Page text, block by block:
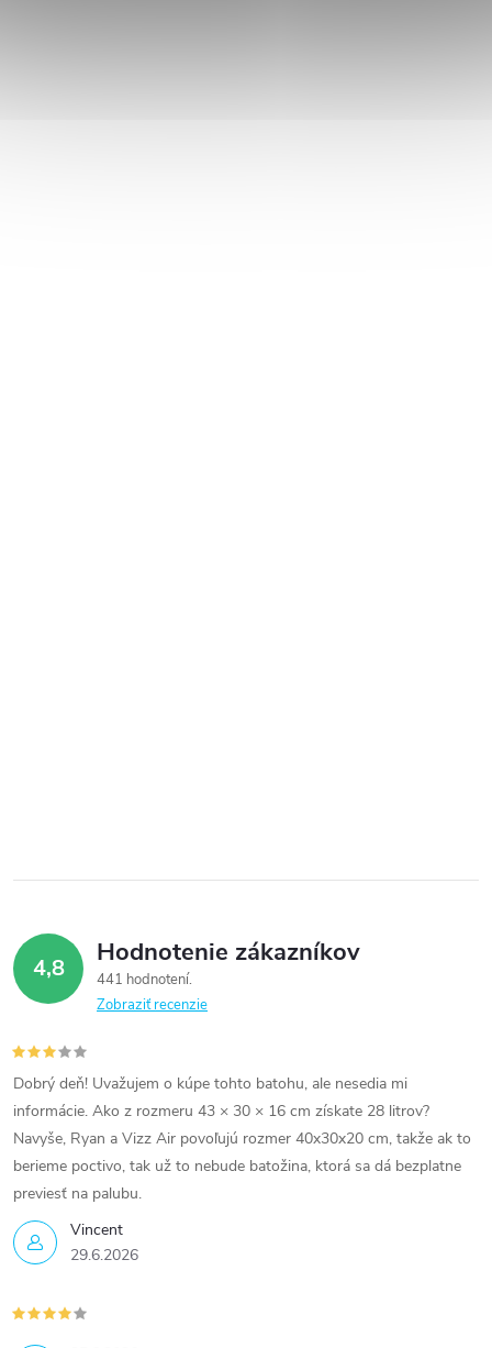
4,8 Hodnotenie zákazníkov
441 hodnotení
Zobraziť recenzie
Vincent
29.6.2026
Dobrý deň! Uvažujem o kúpe tohto batohu, ale nesedia mi
informácie. Ako z rozmeru 43 × 30 × 16 cm získate 28 litrov?
Navyše, Ryan a Vizz Air povoľujú rozmer 40x30x20 cm, takže ak to
berieme poctivo, tak už to nebude batožina, ktorá sa dá bezplatne
previesť na palubu.